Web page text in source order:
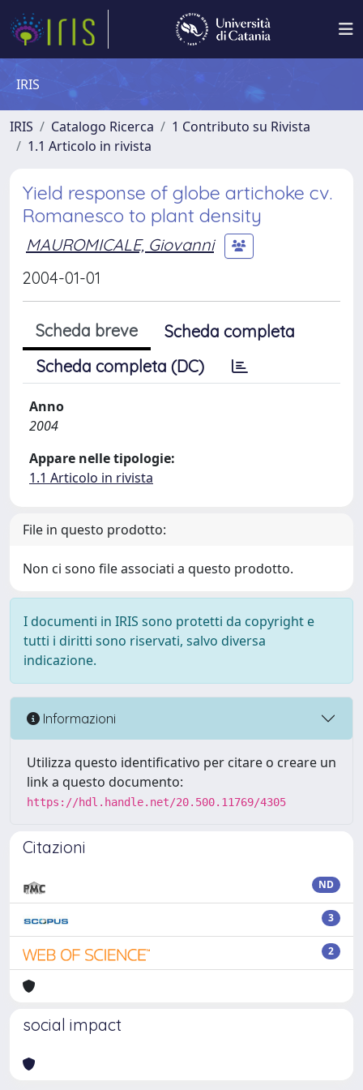
IRIS
IRIS Catalogo Ricerca
1 Contributo su Rivista
1.1 Articolo in rivista
Yield response of globe artichoke cv.
Romanesco to plant density
MAUROMICALE, Giovanni
2004-01-01
Scheda breve
Scheda completa
Scheda completa (DC)
Anno
2004
Appare nelle tipologie:
1.1 Articolo in rivista
File in questo prodotto:
Non ci sono file associati a questo prodotto.
I documenti in IRIS sono protetti da copyright e
tutti i diritti sono riservati, salvo diversa
indicazione.
Informazioni
Utilizza questo identificativo per citare o creare un
link a questo documento:
https://hdl.handle.net/20.500.11769/4305
Citazioni
ND
3
2
social impact